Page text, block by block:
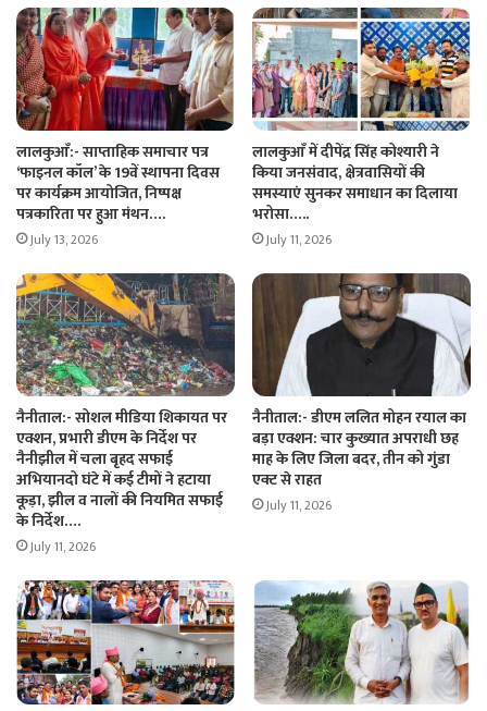
लालकुआँ:- साप्ताहिक समाचार पत्र
‘फाइनल कॉल’ के 19वें स्थापना दिवस
पर कार्यक्रम आयोजित, निष्पक्ष
पत्रकारिता पर हुआ मंथन….
July 13, 2026
लालकुआँ में दीपेंद्र सिंह कोश्यारी ने
किया जनसंवाद, क्षेत्रवासियों की
समस्याएं सुनकर समाधान का दिलाया
भरोसा…..
July 11, 2026
नैनीताल:- सोशल मीडिया शिकायत पर
एक्शन, प्रभारी डीएम के निर्देश पर
नैनीझील में चला बृहद सफाई
अभियानदो घंटे में कई टीमों ने हटाया
कूड़ा, झील व नालों की नियमित सफाई
के निर्देश….
July 11, 2026
नैनीताल:- डीएम ललित मोहन रयाल का
बड़ा एक्शन: चार कुख्यात अपराधी छह
माह के लिए जिला बदर, तीन को गुंडा
एक्ट से राहत
July 11, 2026